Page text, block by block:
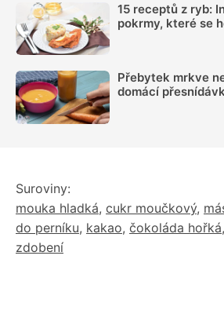
15 receptů z ryb:
pokrmy, které se
Přebytek mrkve
domácí
Suroviny:
mouka hladká, cukr moučkový,
do perníku, kakao, čokoláda hořká,
zdobení